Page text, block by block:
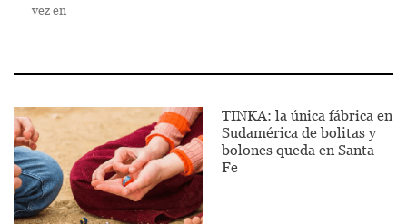
vez en
TINKA: la única fábrica en
Sudamérica de bolitas y
bolones queda en Santa
Fe